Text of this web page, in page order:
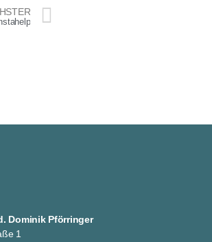
Dominik Pförringer
1